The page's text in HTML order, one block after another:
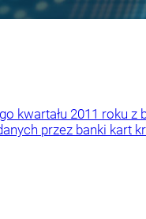
kwartału 2011 roku
przez banki kart